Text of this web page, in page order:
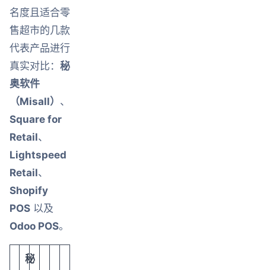
名度且适合零
售超市的几款
代表产品进行
真实对比： 秘
奥软件
（Misall） 、
Square for
Retail、
Lightspeed
Retail、
Shopify
POS ​ 以及
Odoo POS。
秘